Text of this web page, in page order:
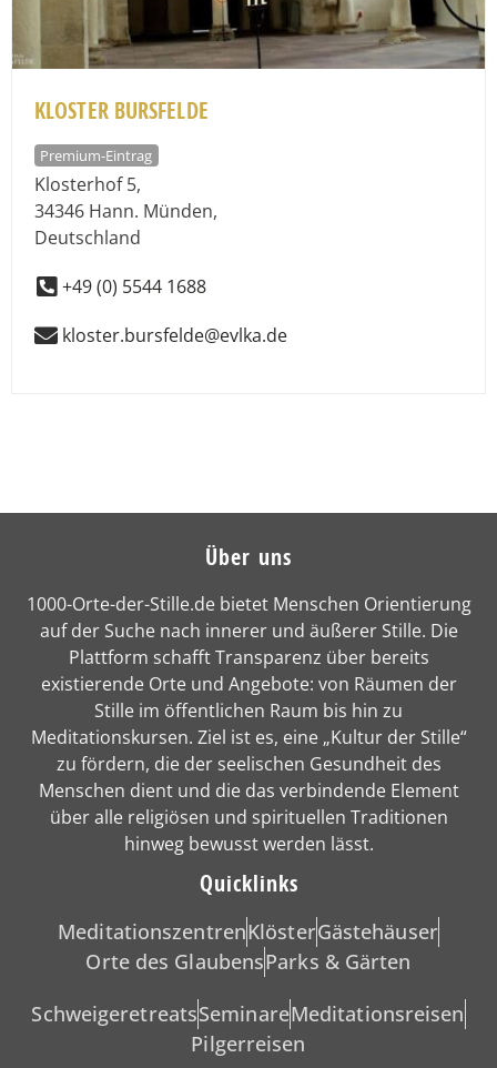
KLOSTER BURSFELDE
Premium-Eintrag
Klosterhof 5,
34346 Hann. Münden,
Deutschland
+49 (0) 5544 1688
kloster.bursfelde@evlka.de
Über uns
1000-Orte-der-Stille.de bietet Menschen Orientierung
auf der Suche nach innerer und äußerer Stille. Die
Plattform schafft Transparenz über bereits
existierende Orte und Angebote: von Räumen der
Stille im öffentlichen Raum bis hin zu
Meditationskursen. Ziel ist es, eine „Kultur der Stille“
zu fördern, die der seelischen Gesundheit des
Menschen dient und die das verbindende Element
über alle religiösen und spirituellen Traditionen
hinweg bewusst werden lässt.
Quicklinks
MeditationszentrenKlösterGästehäuser
Orte des GlaubensParks & Gärten
SchweigeretreatsSeminareMeditationsreisen
Pilgerreisen